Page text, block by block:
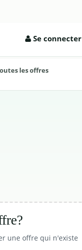
Se connecter
les offres
une offre qui n'existe